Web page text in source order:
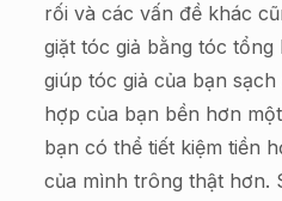
rối và các vấn đề khác
giặt tóc giả bằng tóc
giúp tóc giả của bạn
hợp của bạn bền hơn
bạn có thể tiết kiệm tiền
của mình trông thật hơn.